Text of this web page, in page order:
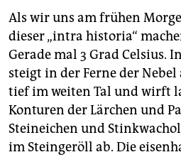
Als wir uns am frühen
dieser „intra historia“
Gerade mal 3 Grad Celsius.
steigt in der Ferne der Nebel
tief im weiten Tal und wirft
Konturen der Lärchen und
Steineichen und
im Steingeröll ab. Die